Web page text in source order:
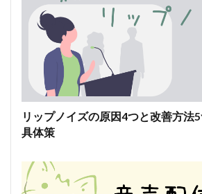
リップノイズの原因4つと改善方法
具体策